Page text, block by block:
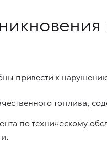
привести к
топлива,
по техническому